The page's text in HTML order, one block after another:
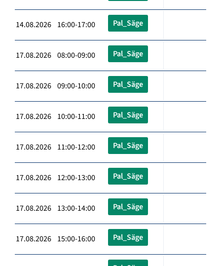
14.08.2026 16:00-17:00 Pal_Säge
17.08.2026 08:00-09:00 Pal_Säge
17.08.2026 09:00-10:00 Pal_Säge
17.08.2026 10:00-11:00 Pal_Säge
17.08.2026 11:00-12:00 Pal_Säge
17.08.2026 12:00-13:00 Pal_Säge
17.08.2026 13:00-14:00 Pal_Säge
17.08.2026 15:00-16:00 Pal_Säge